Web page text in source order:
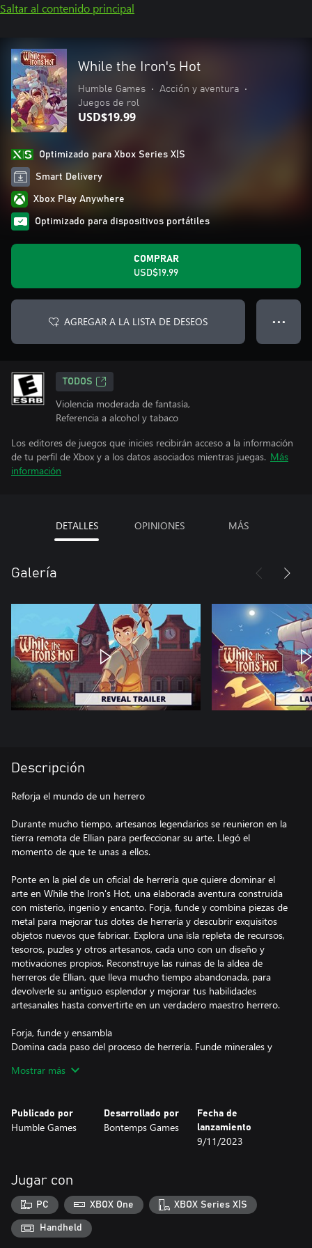
Saltar al contenido principal
While the Iron's Hot
Humble Games • Acción y aventura
•
Juegos de rol
USD$19.99
Optimizado para Xbox Series X|S
Smart Delivery
Xbox Play Anywhere
Optimizado para dispositivos portátiles
COMPRAR
USD$19.99
AGREGAR A LA LISTA DE DESEOS ● ● ●
TODOS
Violencia moderada de fantasía,
Referencia a alcohol y tabaco
Los editores de juegos que inicies recibirán acceso a la información
de tu perfil de Xbox y a los datos asociados mientras juegas. Más
información
DETALLES OPINIONES MÁS
Galería
Descripción
Reforja el mundo de un herrero
Durante mucho tiempo, artesanos legendarios se reunieron en la
tierra remota de Ellian para perfeccionar su arte. Llegó el
momento de que te unas a ellos.
Ponte en la piel de un oficial de herrería que quiere dominar el
arte en While the Iron's Hot, una elaborada aventura construida
con misterio, ingenio y encanto. Forja, funde y combina piezas de
metal para mejorar tus dotes de herrería y descubrir exquisitos
objetos nuevos que fabricar. Explora una isla repleta de recursos,
tesoros, puzles y otros artesanos, cada uno con un diseño y
motivaciones propios. Reconstruye las ruinas de la aldea de
herreros de Ellian, que lleva mucho tiempo abandonada, para
devolverle su antiguo esplendor y mejorar tus habilidades
artesanales hasta convertirte en un verdadero maestro herrero.
Forja, funde y ensambla
Domina cada paso del proceso de herrería. Funde minerales y
piezas útiles. Fórjalas para perfeccionarlas y emplea tu creatividad,
Fabrica una solución
En una tierra de artesanos, podrás forjar la clave para superar casi
enigmáticos problemas del entorno. Gánate a las personalidades
más insensibles de la isla con ingeniosos trucos de artesanía.
Desentierra una aventura extravagante
La tierra de Ellian es un lugar radiante y un poco místico habitado
por personajes carismáticos y estrafalarios. Explora túneles con
Mostrar más
Publicado por
Humble Games
Desarrollado por
Bontemps Games
Fecha de
lanzamiento
9/11/2023
Jugar con
PC XBOX One XBOX Series X|S
Handheld